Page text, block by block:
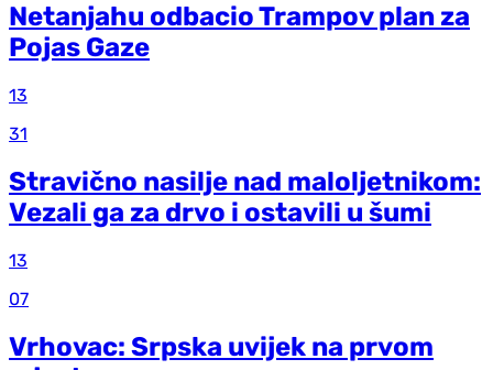
Netanjahu odbacio Trampov plan za
Pojas Gaze
13
31
Stravično nasilje nad maloljetnikom:
Vezali ga za drvo i ostavili u šumi
13
07
Vrhovac: Srpska uvijek na prvom